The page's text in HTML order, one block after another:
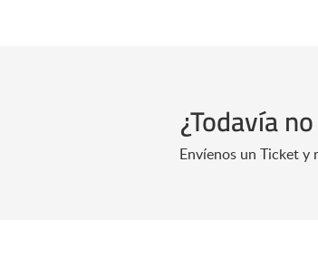
¿Todavía
Envíenos un Ticket y